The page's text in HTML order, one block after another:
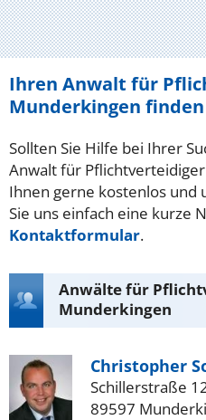
Ihren Anwalt für
Munderkingen
Sollten Sie Hilfe bei Ihrer
Anwalt für
Ihnen gerne kostenlos und
Sie uns einfach eine kurze
Kontaktformular.
Anwälte für
Munderkingen
Christopher
Schillerstraße
89597